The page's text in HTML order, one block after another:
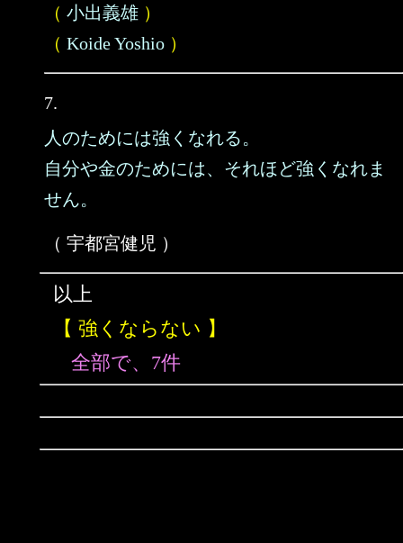
（ 小出義雄 ）
（ Koide Yoshio ）
7.
人のためには強くなれる。
自分や金のためには、それほど強くなれま
せん。
（ 宇都宮健児 ）
以上
【 強くならない 】
全部で、7件